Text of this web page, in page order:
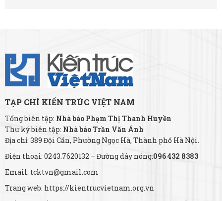
TẠP CHÍ KIẾN TRÚC VIỆT NAM
Tổng biên tập: Nhà báo Phạm Thị Thanh Huyền
Thư ký biên tập: Nhà báo Trần Văn Ánh
Địa chỉ: 389 Đội Cấn, Phường Ngọc Hà, Thành phố Hà Nội.
Điện thoại: 0243.7620132 – Đường dây nóng:096 432 8383
Email: tcktvn@gmail.com
Trang web: https://kientrucvietnam.org.vn